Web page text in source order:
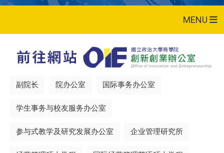
MENU
副院长 院办公室 国际事务办公室
学生事务与校友服务办公室
参与式教学及研究发展办公室 企业管理研究所